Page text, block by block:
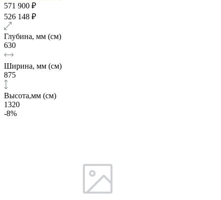
571 900 ₽
526 148 ₽
Глубина, мм (см)
630
Ширина, мм (см)
875
Высота,мм (см)
1320
-8%